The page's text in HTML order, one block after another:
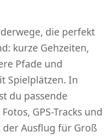
die perfekt
kurze Gehzeiten,
Pfade und
Spielplätzen. In
du passende
GPS-Tracks und
Ausflug für Groß